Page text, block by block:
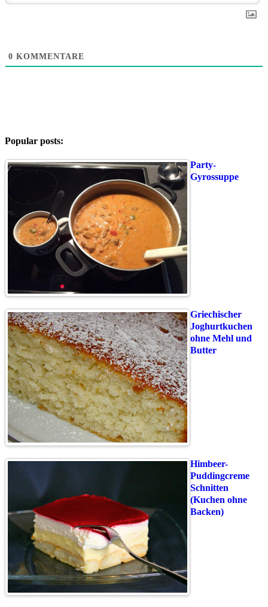
0 KOMMENTARE
Popular posts:
Party-
Gyrossuppe
Griechischer
Joghurtkuchen
ohne Mehl und
Butter
Himbeer-
Puddingcreme
Schnitten
(Kuchen ohne
Backen)